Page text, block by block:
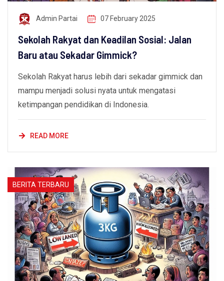
Admin Partai 07 February 2025
Sekolah Rakyat dan Keadilan Sosial: Jalan
Baru atau Sekadar Gimmick?
Sekolah Rakyat harus lebih dari sekadar gimmick dan
mampu menjadi solusi nyata untuk mengatasi
ketimpangan pendidikan di Indonesia.
READ MORE
BERITA TERBARU